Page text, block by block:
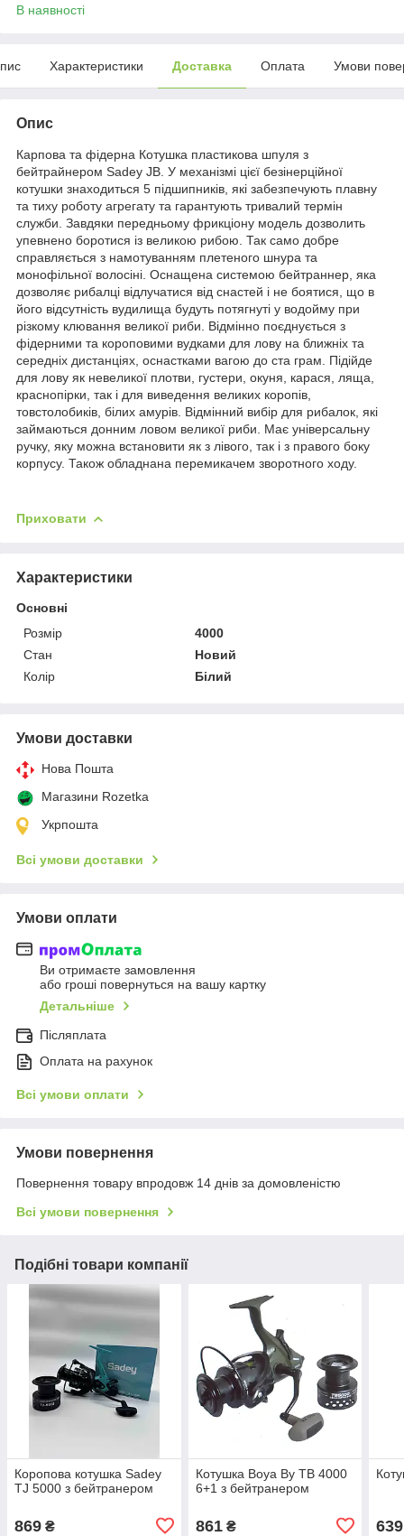
В наявності
Характеристики Доставка Оплата Умови
Опис
Карпова та фідерна Котушка пластикова шпуля з
бейтрайнером Sadey JB. У механізмі цієї безінерційної
котушки знаходиться 5 підшипників, які забезпечують плавну
та тиху роботу агрегату та гарантують тривалий термін
служби. Завдяки передньому фрикціону модель дозволить
упевнено боротися із великою рибою. Так само добре
справляється з намотуванням плетеного шнура та
монофільної волосіні. Оснащена системою бейтраннер, яка
дозволяє рибалці відлучатися від снастей і не боятися, що в
його відсутність вудилища будуть потягнуті у водойму при
різкому клювання великої риби. Відмінно поєднується з
фідерними та короповими вудками для лову на ближніх та
середніх дистанціях, оснастками вагою до ста грам. Підійде
для лову як невеликої плотви, густери, окуня, карася, ляща,
краснопірки, так і для виведення великих коропів,
товстолобиків, білих амурів. Відмінний вибір для рибалок, які
займаються донним ловом великої риби. Має універсальну
ручку, яку можна встановити як з лівого, так і з правого боку
корпусу. Також обладнана перемикачем зворотного ходу.
Приховати
Характеристики
Основні
Розмір
4000
Стан
Новий
Колір
Білий
Умови доставки
Нова Пошта
Магазини Rozetka
Укрпошта
Всі умови доставки
Умови оплати
Ви отримаєте замовлення
або гроші повернуться на вашу картку
Детальніше
Післяплата
Оплата на рахунок
Всі умови оплати
Умови повернення
Повернення товару впродовж 14 днів за домовленістю
Всі умови повернення
Подібні товари компанії
Коропова котушка Sadey
TJ 5000 з бейтранером
869 ₴
Котушка Boya By TB 4000
6+1 з бейтранером
861₴ 639